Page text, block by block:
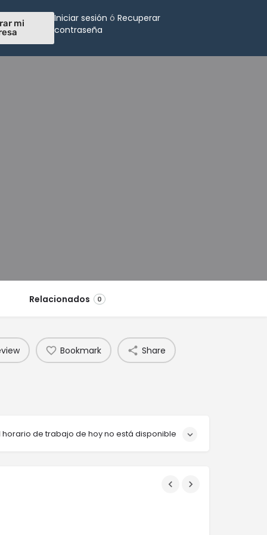
mi
Iniciar sesión óRecuperar
contraseña
Relacionados 0
Bookmark Share
horario de trabajo de hoy no está disponible